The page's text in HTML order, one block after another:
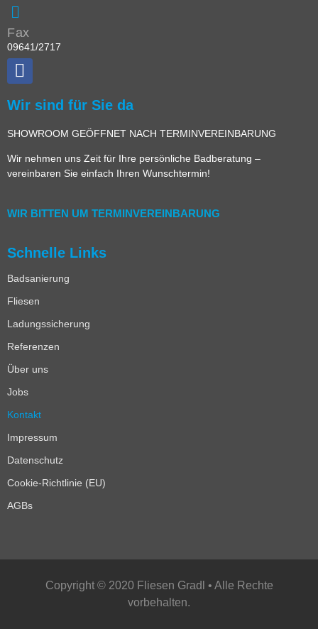
Fax
09641/2717
Wir sind für Sie da
SHOWROOM GEÖFFNET NACH TERMINVEREINBARUNG
Wir nehmen uns Zeit für Ihre persönliche Badberatung –
vereinbaren Sie einfach Ihren Wunschtermin!
WIR BITTEN UM TERMINVEREINBARUNG
Schnelle Links
Badsanierung
Fliesen
Ladungssicherung
Referenzen
Über uns
Jobs
Kontakt
Impressum
Datenschutz
Cookie-Richtlinie (EU)
AGBs
Copyright © 2020 Fliesen Gradl • Alle Rechte
vorbehalten.